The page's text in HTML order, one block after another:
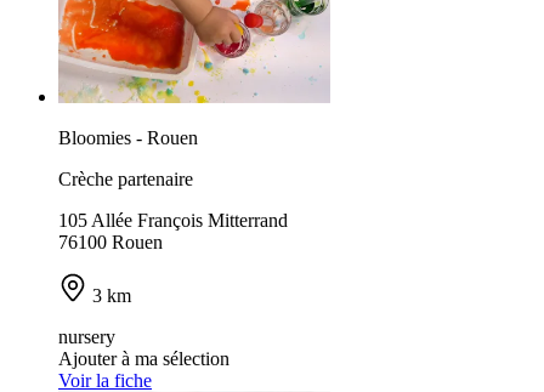
Bloomies - Rouen
Crèche partenaire
105 Allée François Mitterrand
76100 Rouen
3 km
nursery
Ajouter à ma sélection
Voir la fiche